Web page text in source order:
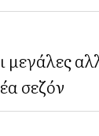
μεγάλες
σεζόν